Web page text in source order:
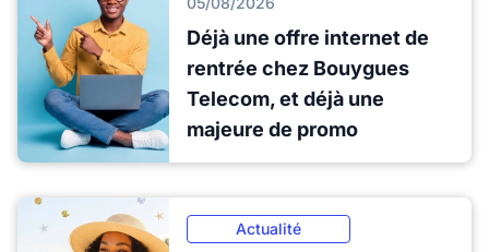
Déjà une offre internet de
rentrée chez Bouygues
Telecom, et déjà une
majeure de promo
Actualité